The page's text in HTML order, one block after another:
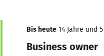
Bis heute 14 Jahre und
Business owner